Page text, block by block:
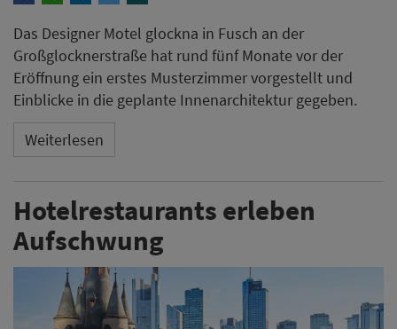
Das Designer Motel glockna in Fusch an der
Großglocknerstraße hat rund fünf Monate vor der
Eröffnung ein erstes Musterzimmer vorgestellt und
Einblicke in die geplante Innenarchitektur gegeben.
Weiterlesen
Hotelrestaurants erleben
Aufschwung